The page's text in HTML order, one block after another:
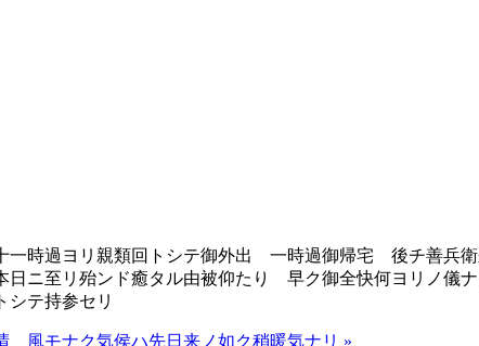
時過ヨリ親類回トシテ御外出 一時過御帰宅 後チ善兵
至リ殆ンド癒タル由被仰たり 早ク御全快何ヨリノ儀
テ持参セリ
モナク気侯ハ先日来ノ如ク稍暖気ナリ »